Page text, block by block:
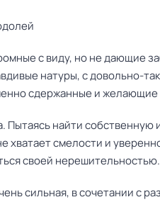
с виду, но не дающие
натуры, с довольно-
сдержанные и желающие
Пытаясь найти
хватает смелости и
своей нерешительностью.
сильная, в сочетании с